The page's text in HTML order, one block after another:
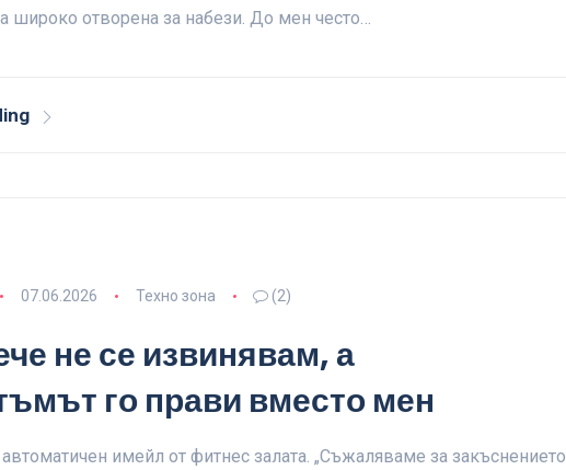
широко отворена за набези. До мен често…
07.06.2026 Техно зона (2)
не се извинявам, а
го прави вместо мен
имейл от фитнес залата. „Съжаляваме за закъснението